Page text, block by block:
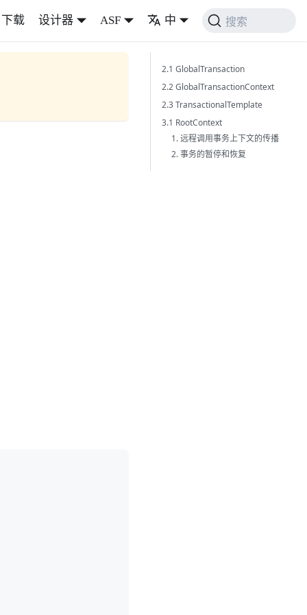
下载 设计器 ASF 中 搜索
2.1 GlobalTransaction
2.2 GlobalTransactionContext
2.3 TransactionalTemplate
3.1 RootContext
1. 远程调用事务上下文的传播
2. 事务的暂停和恢复